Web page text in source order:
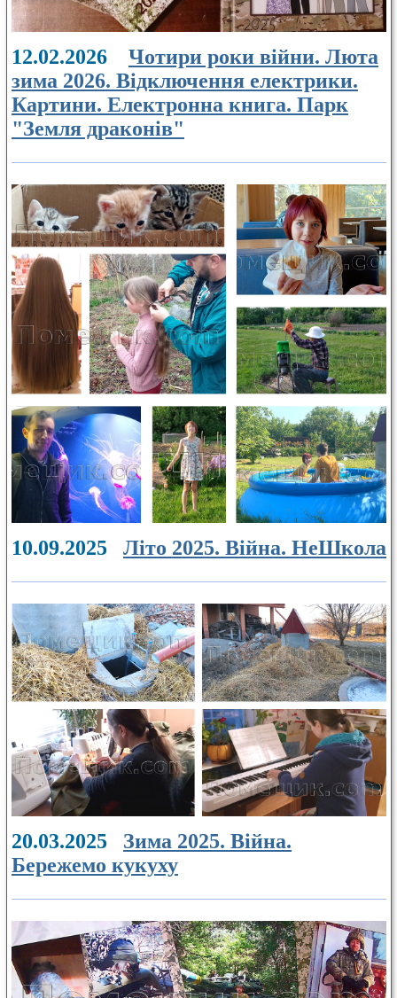
12.02.2026 Чотири роки війни. Люта
зима 2026. Відключення електрики.
Картини. Електронна книга. Парк
"Земля драконів"
10.09.2025 Літо 2025. Війна. НеШкола
20.03.2025 Зима 2025. Війна.
Бережемо кукуху